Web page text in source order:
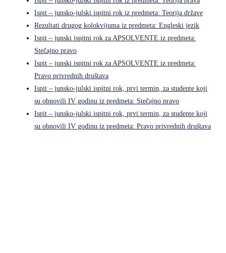
Ispit – junsko-julski ispitni rok iz predmeta: Teorija države
Rezultati drugog kolokvijuma iz predmeta: Engleski jezik
Ispit – junski ispitni rok za APSOLVENTE iz predmeta:
Stečajno pravo
Ispit – junski ispitni rok za APSOLVENTE iz predmeta:
Pravo privrednih društava
Ispit – junsko-julski ispitni rok, prvi termin, za studente koji
su obnovili IV godinu iz predmeta: Stečajno pravo
Ispit – junsko-julski ispitni rok, prvi termin, za studente koji
su obnovili IV godinu iz predmeta: Pravo privrednih društava